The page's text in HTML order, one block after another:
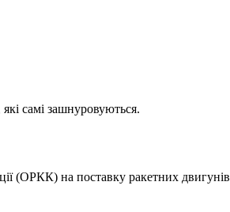
самі зашнуровуються.
(ОРКК) на поставку ракетних двигунів